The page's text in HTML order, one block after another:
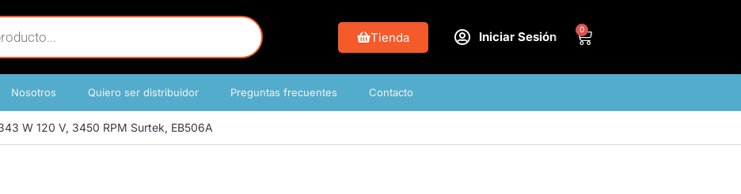
Tienda Iniciar Sesión
0
Nosotros Quiero ser distribuidor Preguntas frecuentes Contacto
W 120 V, 3450 RPM Surtek, EB506A